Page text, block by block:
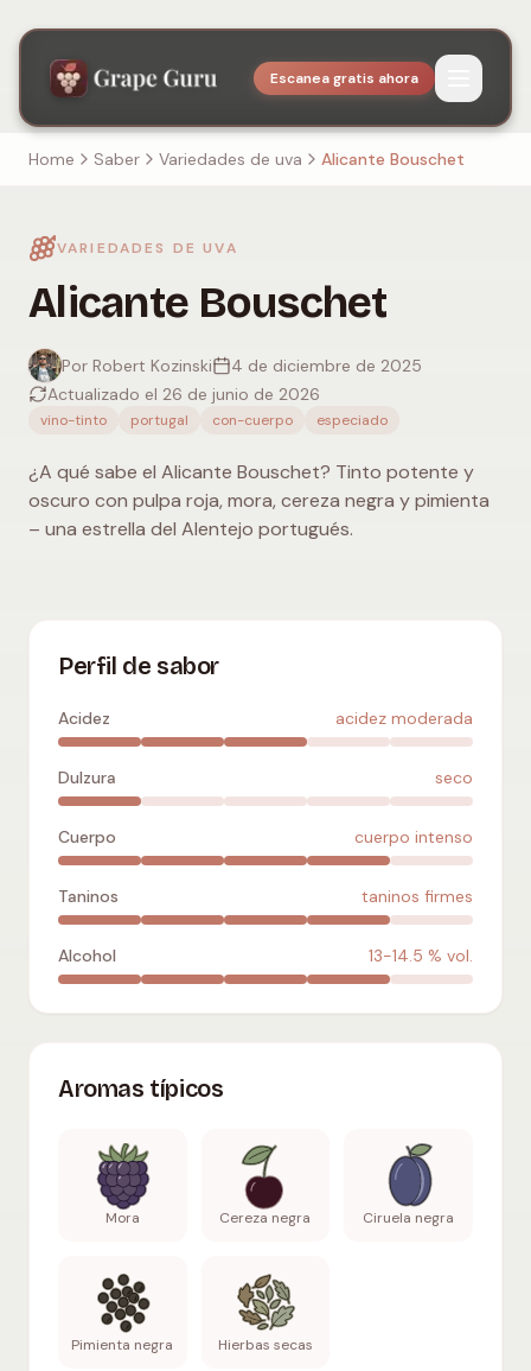
Escanea gratis ahora
Home Saber Variedades de uva Alicante Bouschet
VARIEDADES DE UVA
Alicante Bouschet
Por Robert Kozinski
4 de diciembre de 2025
Actualizado el 26 de junio de 2026
vino-tinto portugal con-cuerpo especiado
¿A qué sabe el Alicante Bouschet? Tinto potente y
oscuro con pulpa roja, mora, cereza negra y pimienta
– una estrella del Alentejo portugués.
Perfil de sabor
Acidez acidez moderada
Dulzura seco
Cuerpo cuerpo intenso
Taninos taninos firmes
Alcohol 13-14.5 % vol.
Aromas típicos
Mora Cereza negra Ciruela negra
Pimienta negra Hierbas secas